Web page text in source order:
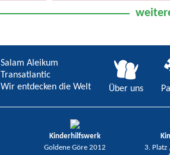
Salam Aleikum
Transatlantic
Wir entdecken die Welt
Über uns
Kinderhilfswerk
Goldene Göre 2012
3. Platz